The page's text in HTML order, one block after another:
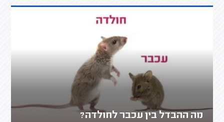
מה ההבדל בין עכבר לחולדה?